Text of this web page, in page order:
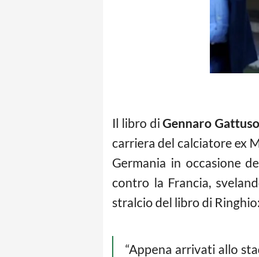
Il libro diGennaro Gattuso
carriera del calciatore ex
Germania in occasione
contro la Francia,
stralcio del libro di Ringhio:
“Appena arrivati allo